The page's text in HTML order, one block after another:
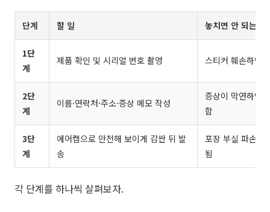
단계 할 일 놓치면 안 되는 것
1단
계
제품 확인 및 시리얼 번호 촬영 스티커 훼손하면
2단
계
이름·연락처·주소·증상 메모 작성
증상이 막연하면
함
3단
계
에어캡으로 안전해 보이게 감싼 뒤 발
송
포장 부실 파손은
됨
각 단계를 하나씩 살펴보자.